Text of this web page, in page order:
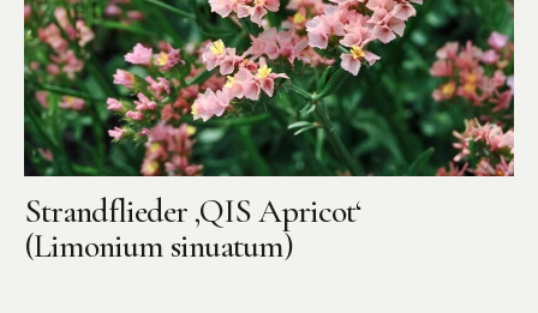
Strandflieder ‚QIS Apricot‘
(Limonium sinuatum)